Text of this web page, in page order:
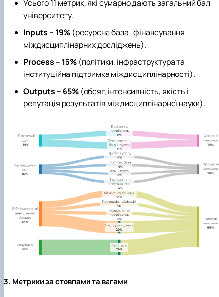
Усього 11 метрик, які сумарно дають загальний бал
університету.
Inputs – 19% (ресурсна база і фінансування
міждисциплінарних досліджень).
Process – 16% (політики, інфраструктура та
інституційна підтримка міждисциплінарності).
Outputs – 65% (обсяг, інтенсивність, якість і
репутація результатів міждисциплінарної науки).
3. Метрики за стовпами та вагами